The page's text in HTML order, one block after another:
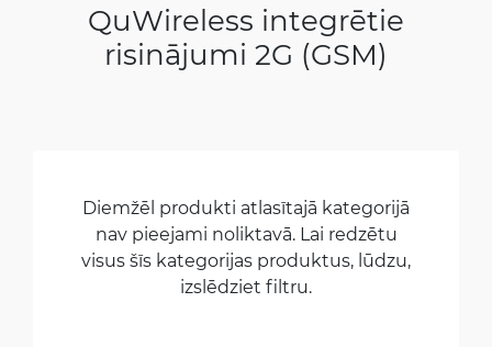
QuWireless integrētie
risinājumi 2G (GSM)
Diemžēl produkti atlasītajā kategorijā
nav pieejami noliktavā. Lai redzētu
visus šīs kategorijas produktus, lūdzu,
izslēdziet filtru.